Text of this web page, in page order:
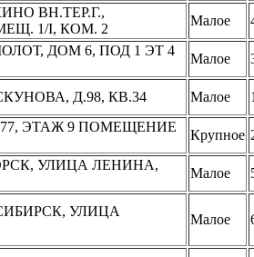
ВН.ТЕР.Г.,
1/I, КОМ. 2
Малое
ДОМ 6, ПОД 1 ЭТ 4
Малое
Д.98, КВ.34 Малое
ЭТАЖ 9 ПОМЕЩЕНИЕ
Крупное
УЛИЦА ЛЕНИНА,
Малое
УЛИЦА
Малое